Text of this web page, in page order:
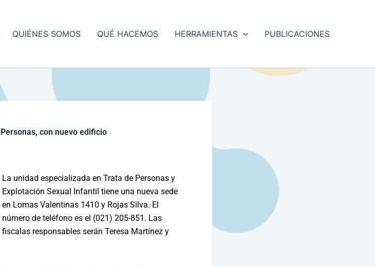
QUIÉNES SOMOS QUÉ HACEMOS HERRAMIENTAS PUBLICACIONES
con nuevo edificio
La unidad especializada en Trata de Personas y
Explotación Sexual Infantil tiene una nueva sede
en Lomas Valentinas 1410 y Rojas Silva. El
número de teléfono es el (021) 205-851. Las
fiscalas responsables serán Teresa Martínez y